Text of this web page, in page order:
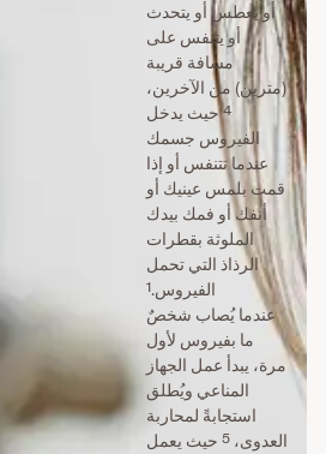
أو يعطس أو يتحدث
أو يتنفس على
مسافة قريبة
(مترين) من الآخرين،
4حيث يدخل
الفيروس جسمك
عندما تتنفس أو إذا
قمت بلمس عينيك أو
أنفك أو فمك بيدك
الملوثة بقطرات
الرذاذ التي تحمل
الفيروس.1
عندما يُصاب شخصٌ
ما بفيروس لأول
مرة، يبدأ عمل الجهاز
المناعي ويُطلق
استجابةً لمحاربة
العدوى،5 حيث يعمل